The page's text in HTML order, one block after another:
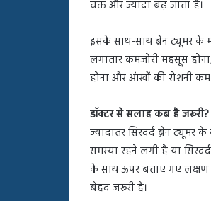
वक्त और ज्यादा बढ़ जाता है।
इसके साथ-साथ ब्रेन ट्यूमर के
लगातार कमजोरी महसूस
होना और आंखों की रोशनी कम
डॉक्टर से सलाह कब है जरूरी?
ज्यादातर सिरदर्द ब्रेन
समस्या रहने लगी है या
के साथ ऊपर बताए गए लक्षण
बेहद जरूरी है।